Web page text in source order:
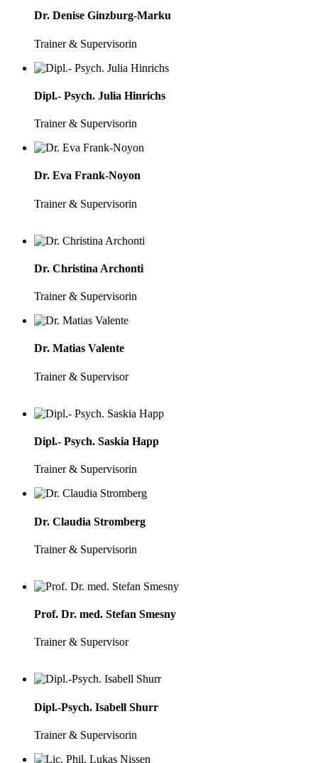
Dr. Denise Ginzburg-Marku
Trainer & Supervisorin
Dipl.- Psych. Julia Hinrichs
Trainer & Supervisorin
Dr. Eva Frank-Noyon
Trainer & Supervisorin
Dr. Christina Archonti
Trainer & Supervisorin
Dr. Matias Valente
Trainer & Supervisor
Dipl.- Psych. Saskia Happ
Trainer & Supervisorin
Dr. Claudia Stromberg
Trainer & Supervisorin
Prof. Dr. med. Stefan Smesny
Trainer & Supervisor
Dipl.-Psych. Isabell Shurr
Trainer & Supervisorin